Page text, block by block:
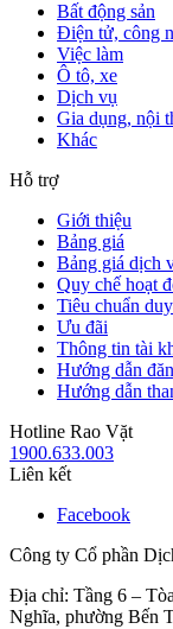
Bất động sản
Điện tử, công
Việc làm
Ô tô, xe
Dịch vụ
Gia dụng, nội
Khác
Hỗ trợ
Giới thiệu
Bảng giá
Bảng giá dịch
Quy chế hoạt
Tiêu chuẩn
Ưu đãi
Thông tin tài
Hướng dẫn
Hướng dẫn
Hotline Rao Vặt
1900.633.003
Liên kết
Facebook
Công ty Cổ phần
Địa chỉ: Tầng 6 –
Nghĩa, phường Bến